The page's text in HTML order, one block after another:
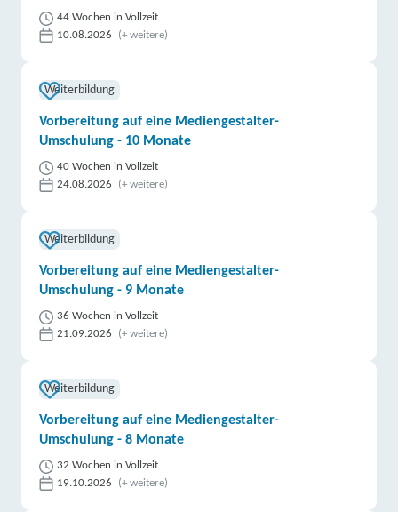
44 Wochen in Vollzeit
10.08.2026
(+ weitere)
Weiterbildung
Vorbereitung auf eine Mediengestalter-
Umschulung - 10 Monate
40 Wochen in Vollzeit
24.08.2026
(+ weitere)
Weiterbildung
Vorbereitung auf eine Mediengestalter-
Umschulung - 9 Monate
36 Wochen in Vollzeit
21.09.2026
(+ weitere)
Weiterbildung
Vorbereitung auf eine Mediengestalter-
Umschulung - 8 Monate
32 Wochen in Vollzeit
19.10.2026
(+ weitere)